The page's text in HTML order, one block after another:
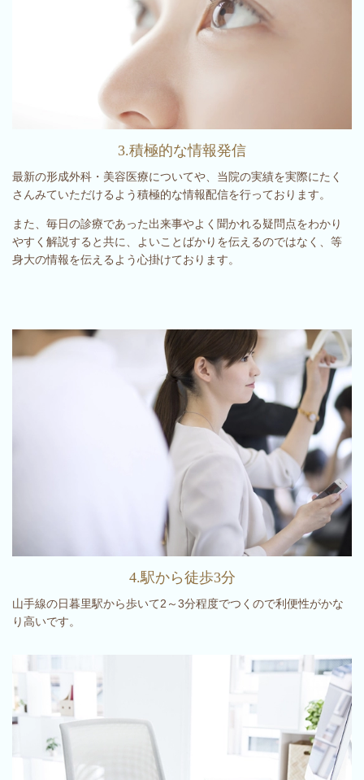
3.積極的な情報発信
最新の形成外科・美容医療についてや、当院の実績を実際にたく
さんみていただけるよう積極的な情報配信を行っております。
また、毎日の診療であった出来事やよく聞かれる疑問点をわかり
やすく解説すると共に、よいことばかりを伝えるのではなく、等
身大の情報を伝えるよう心掛けております。
4.駅から徒歩3分
山手線の日暮里駅から歩いて2～3分程度でつくので利便性がかな
り高いです。